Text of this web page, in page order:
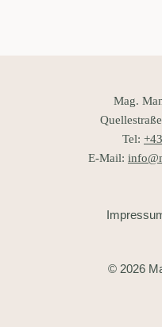
Mag.
Tel:
E-Mail:
© 2026